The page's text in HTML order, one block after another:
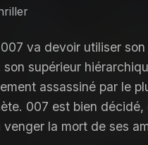
va devoir utiliser
supérieur
assassiné par le
007 est bien décidé,
la mort de ses